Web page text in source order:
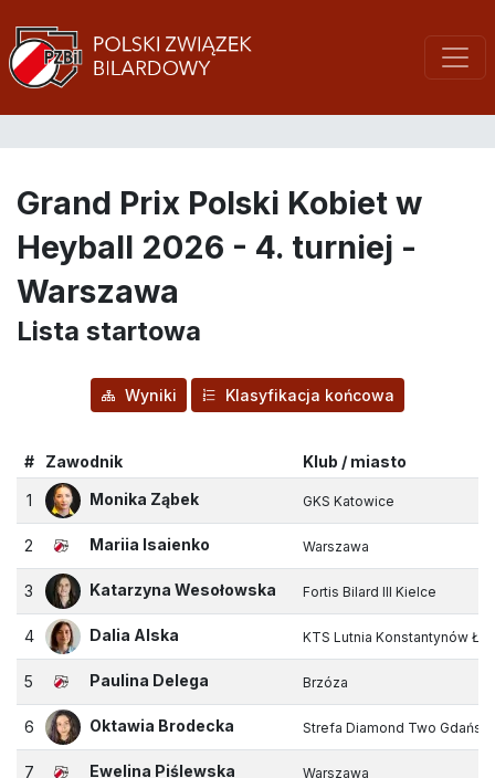
Grand Prix Polski Kobiet w
Heyball 2026 - 4. turniej -
Warszawa
Lista startowa
Wyniki Klasyfikacja końcowa
# Zawodnik Klub / miasto
1 Monika Ząbek GKS Katowice
2 Mariia Isaienko Warszawa
3 Katarzyna Wesołowska Fortis Bilard III Kielce
4 Dalia Alska KTS Lutnia Konstantynów
5 Paulina Delega Brzóza
6 Oktawia Brodecka Strefa Diamond Two Gdańsk
7 Ewelina Piślewska Warszawa